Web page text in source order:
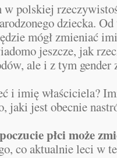
w polskiej
dziecka.
mógł zmieniać
jeszcze, jak
ale i z tym gender
i imię właściciela?
jaki jest obecnie
poczucie płci może
co aktualnie leci w